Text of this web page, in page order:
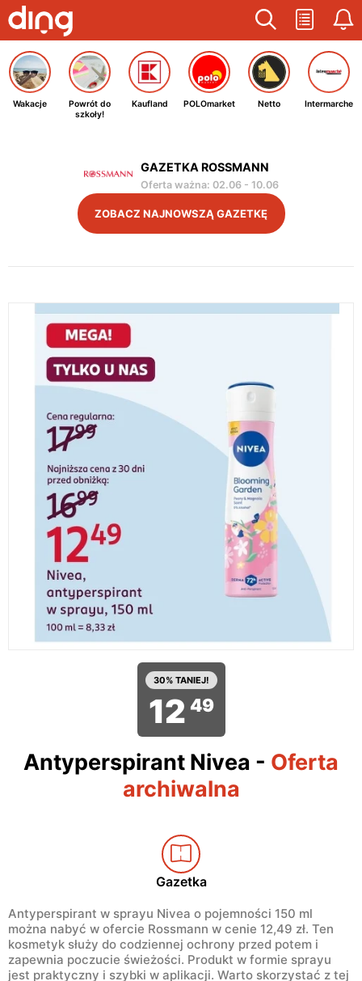
Wakacje
Powrót do
szkoły!
Kaufland POLOmarket Netto Intermarche
GAZETKA ROSSMANN
Oferta ważna: 02.06- 10.06
ZOBACZ NAJNOWSZĄ GAZETKĘ
30% TANIEJ!
12 49
Antyperspirant Nivea - Oferta
archiwalna
Gazetka
Antyperspirant w sprayu Nivea o pojemności 150 ml
można nabyć w ofercie Rossmann w cenie 12,49 zł. Ten
kosmetyk służy do codziennej ochrony przed potem i
zapewnia poczucie świeżości. Produkt w formie sprayu
jest praktyczny i szybki w aplikacji. Warto skorzystać z tej